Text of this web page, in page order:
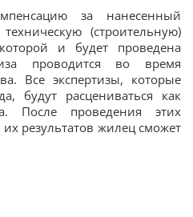
за нанесенный
(строительную)
и будет проведена
проводится во время
Все экспертизы, которые
будут расцениваться как
После проведения этих
результатов жилец сможет